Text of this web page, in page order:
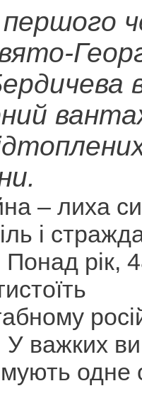
– лиха
і
рік,
У важких
одне